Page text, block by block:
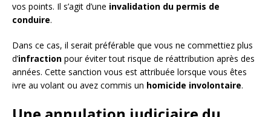
vos points. Il s’agit d’une invalidation du permis de
conduire.
Dans ce cas, il serait préférable que vous ne commettiez plus
d’infraction pour éviter tout risque de réattribution après des
années. Cette sanction vous est attribuée lorsque vous êtes
ivre au volant ou avez commis un homicide involontaire.